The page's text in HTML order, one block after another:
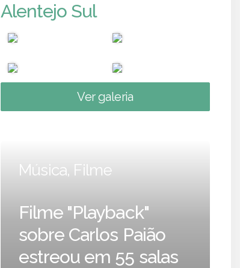
Alentejo Sul
Ver galeria
Música, Filme
Filme "Playback"
sobre Carlos Paião
estreou em 55 salas